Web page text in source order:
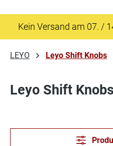
Kein Versand am 07. /
LEYO Leyo Shift Knobs
Leyo Shift Knobs